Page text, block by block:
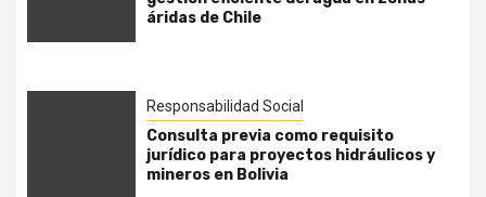
áridas de Chile
Responsabilidad Social
Consulta previa como requisito
jurídico para proyectos hidráulicos y
mineros en Bolivia